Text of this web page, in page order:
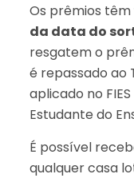
Os prêmios têm
da data do
resgatem o
é repassado ao
aplicado no
Estudante do
É possível
qualquer casa